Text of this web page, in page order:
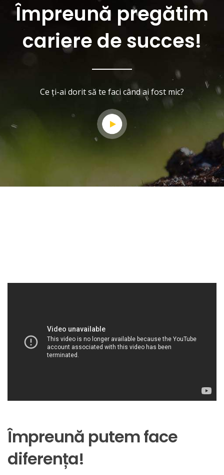
Împreună pregătim
cariere de succes!
Ce ți-ai dorit să te faci când ai fost mic?
Împreună putem face
diferența!